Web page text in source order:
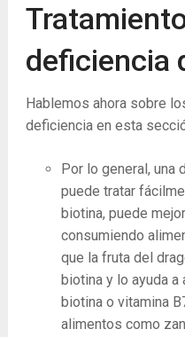
deficiencia
Hablemos ahora sobre
deficiencia en esta
Por lo general, una
puede tratar
biotina, puede
consumiendo
que la fruta del
biotina y lo ayuda a
biotina o vitamina
alimentos como